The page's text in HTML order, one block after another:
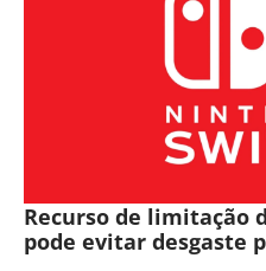
Recurso de limitação
pode evitar desgaste